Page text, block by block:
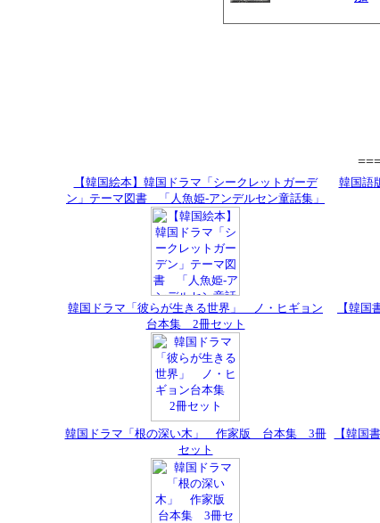
【韓国絵本】韓国ドラマ「シークレットガーデ
ン」テーマ図書 「人魚姫-アンデルセン童話集」
韓国語
韓国ドラマ「彼らが生きる世界」 ノ・ヒギョン
台本集 2冊セット
【韓
韓国ドラマ「根の深い木」 作家版 台本集 3冊
セット
【韓